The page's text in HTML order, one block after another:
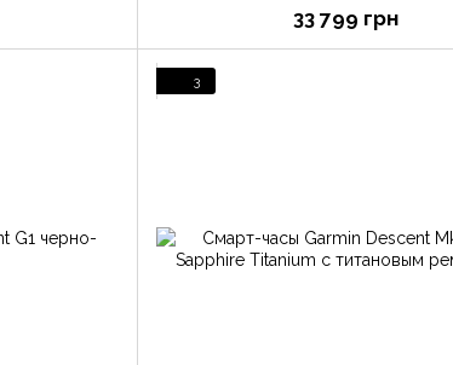
33 799 грн
3